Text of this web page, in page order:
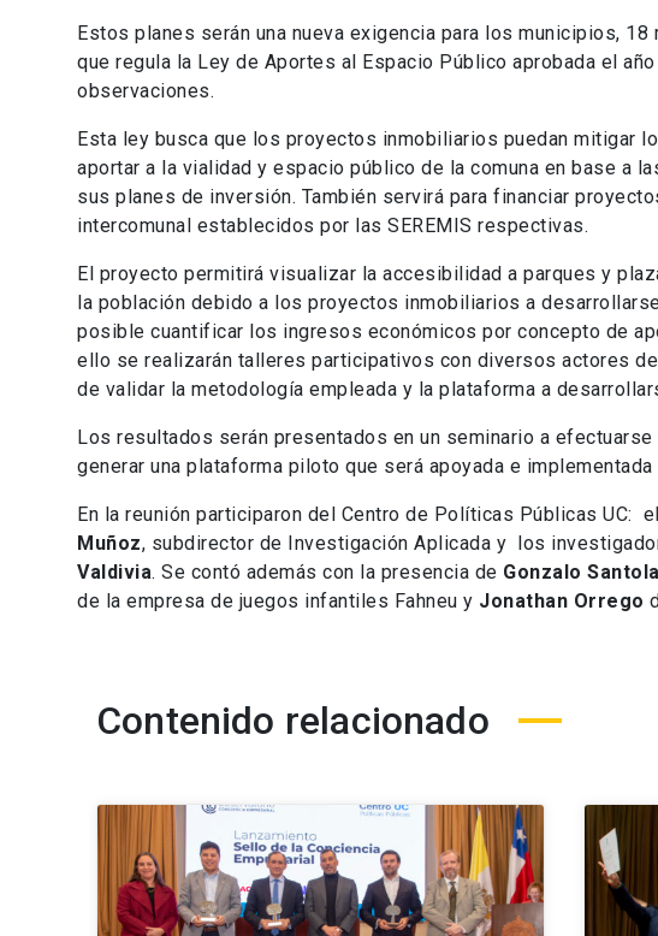
Estos planes serán una nueva exigencia para los municipios,
que regula la Ley de Aportes al Espacio Público aprobada el
observaciones.
Esta ley busca que los proyectos inmobiliarios puedan mitigar
aportar a la vialidad y espacio público de la comuna en base a
sus planes de inversión. También servirá para financiar
intercomunal establecidos por las SEREMIS respectivas.
El proyecto permitirá visualizar la accesibilidad a parques y
la población debido a los proyectos inmobiliarios a
posible cuantificar los ingresos económicos por concepto de
ello se realizarán talleres participativos con diversos actores
de validar la metodología empleada y la plataforma a
Los resultados serán presentados en un seminario a
generar una plataforma piloto que será apoyada e
En la reunión participaron del Centro de Políticas Públicas UC:
Muñoz, subdirector de Investigación Aplicada y los
Valdivia. Se contó además con la presencia de Gonzalo
de la empresa de juegos infantiles Fahneu y Jonathan Orrego
Contenido relacionado